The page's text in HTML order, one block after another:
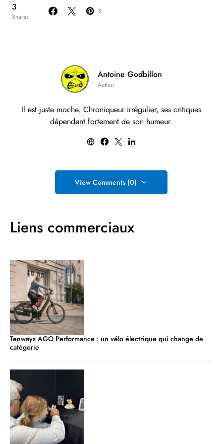
3
Shares
3
Antoine Godbillon
Author
Il est juste moche. Chroniqueur irrégulier, ses critiques
dépendent fortement de son humeur.
View Comments (0)
Liens commerciaux
Tenways AGO Performance : un vélo électrique qui change de
catégorie